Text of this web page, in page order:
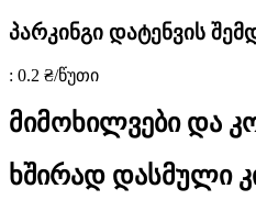
პარკინგი დატენვის
: 0.2 ₴/წუთი
მიმოხილვები და
ხშირად დასმული